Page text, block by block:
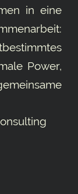
in eine
Power,